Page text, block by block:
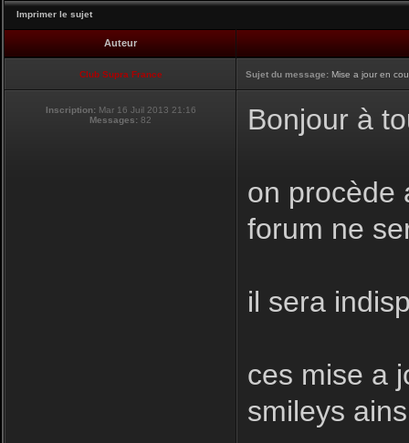
Imprimer le sujet
Auteur
Club Supra France Sujet du message: Mise a jour en
Inscription: Mar 16 Juil 2013 21:16
Messages: 82 Bonjour à
on procède
forum ne
il sera
ces mise a
smileys